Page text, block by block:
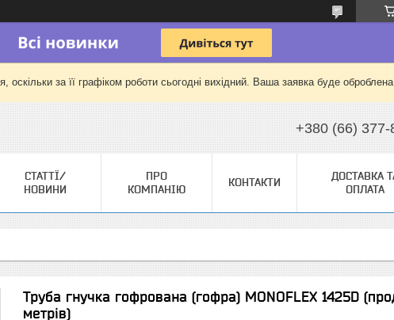
за її графіком роботи сьогодні вихідний. Ваша заявка буде
+380 (66) 377-
СТАТТЇ/
НОВИНИ
ПРО
КОМПАНІЮ
КОНТАКТИ
ДОСТАВКА
ОПЛАТА
Труба гнучка гофрована (гофра) MONOFLEX 1425D
метрів)